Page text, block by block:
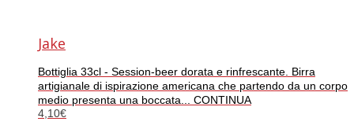
Jake
Bottiglia 33cl - Session-beer dorata e rinfrescante. Birra
artigianale di ispirazione americana che partendo da un corpo
medio presenta una boccata... CONTINUA
4,10€